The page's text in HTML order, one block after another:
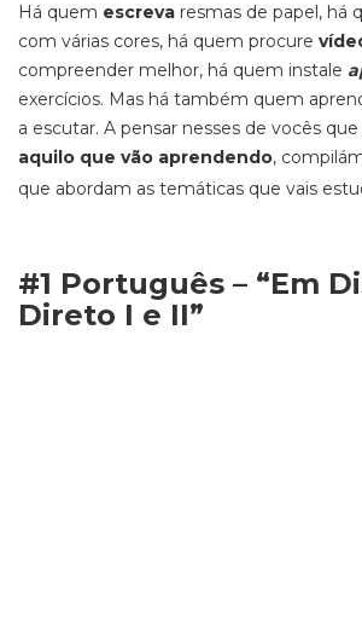
Há quem escreva resmas de papel, há
com várias cores, há quem procure
compreender melhor, há quem instale
exercícios. Mas há também quem
a escutar. A pensar nesses de vocês
aquilo que vão aprendendo,
que abordam as temáticas que vais
#1 Português – “Em
Direto I e II”